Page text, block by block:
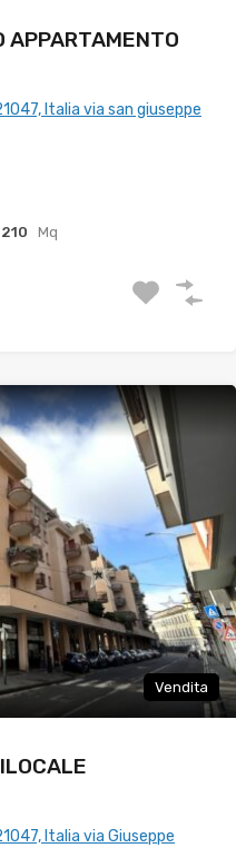
APPARTAMENTO
Italia via san giuseppe
210 Mq
Vendita
Italia via Giuseppe